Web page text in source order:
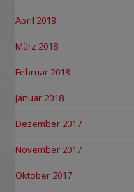
April 2018
März 2018
Februar 2018
Januar 2018
Dezember 2017
November 2017
Oktober 2017